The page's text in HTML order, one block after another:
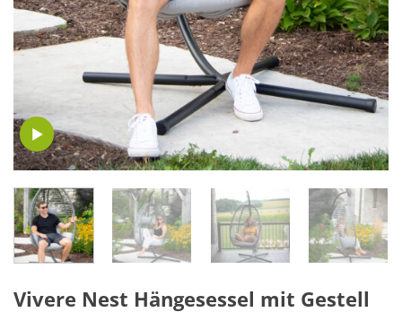
Vivere Nest Hängesessel mit Gestell